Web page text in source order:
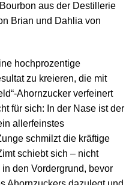
aus der Destillerie
Brian und Dahlia von
hochprozentige
zu kreieren, die mit
Ahornzucker verfeinert
für sich: In der Nase ist der
allerfeinstes
schmilzt die kräftige
schiebt sich – nicht
den Vordergrund, bevor